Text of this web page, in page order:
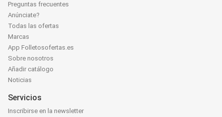
Preguntas frecuentes
Anúnciate?
Todas las ofertas
Marcas
App Folletosofertas.es
Sobre nosotros
Añadir catálogo
Noticias
Servicios
Inscribirse en la newsletter